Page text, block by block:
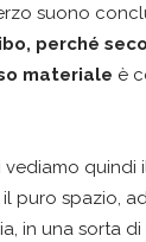
suono
perché
materiale è
vediamo quindi
puro spazio,
in una sorta